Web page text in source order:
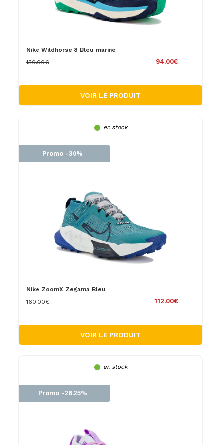
Nike Wildhorse 8 Bleu marine
94.00€
130.00€
VOIR LE PRODUIT
en stock
Promo -30%
Nike ZoomX Zegama Bleu
112.00€
160.00€
VOIR LE PRODUIT
en stock
Promo -26.25%